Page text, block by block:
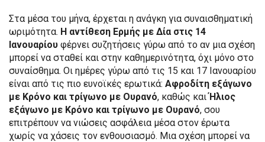
Στα μέσα του μήνα, έρχεται η ανάγκη για συναισθηματική
ωριμότητα. Η αντίθεση Ερμής με Δία στις 14
Ιανουαρίου φέρνει συζητήσεις γύρω από το αν μια σχέση
μπορεί να σταθεί και στην καθημερινότητα, όχι μόνο στο
συναίσθημα. Οι ημέρες γύρω από τις 15 και 17 Ιανουαρίου
είναι από τις πιο ευνοϊκές ερωτικά: Αφροδίτη εξάγωνο
με Κρόνο και τρίγωνο με Ουρανό, καθώς καιΉλιος
εξάγωνο με Κρόνο και τρίγωνο με Ουρανό, σου
επιτρέπουν να νιώσεις ασφάλεια μέσα στον έρωτα
χωρίς να χάσεις τον ενθουσιασμό. Μια σχέση μπορεί να